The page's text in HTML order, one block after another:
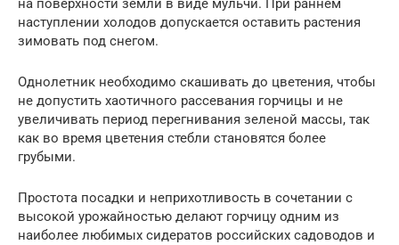
на поверхности земли в виде мульчи. При раннем
наступлении холодов допускается оставить растения
зимовать под снегом.
Однолетник необходимо скашивать до цветения, чтобы
не допустить хаотичного рассевания горчицы и не
увеличивать период перегнивания зеленой массы, так
как во время цветения стебли становятся более
грубыми.
Простота посадки и неприхотливость в сочетании с
высокой урожайностью делают горчицу одним из
наиболее любимых сидератов российских садоводов и